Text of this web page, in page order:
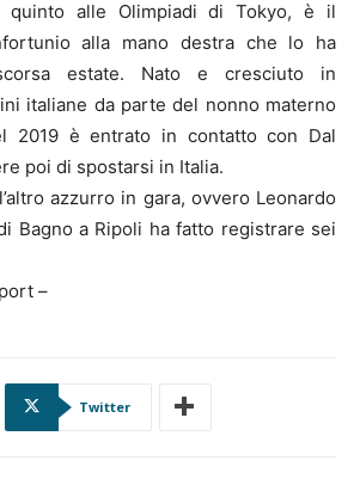
quinto alle Olimpiadi di Tokyo, è il
alla mano destra che lo ha
estate. Nato e cresciuto in
italiane da parte del nonno materno
2019 è entrato in contatto con Dal
poi di spostarsi in Italia.
azzurro in gara, ovvero Leonardo
Bagno a Ripoli ha fatto registrare sei
–
Twitter